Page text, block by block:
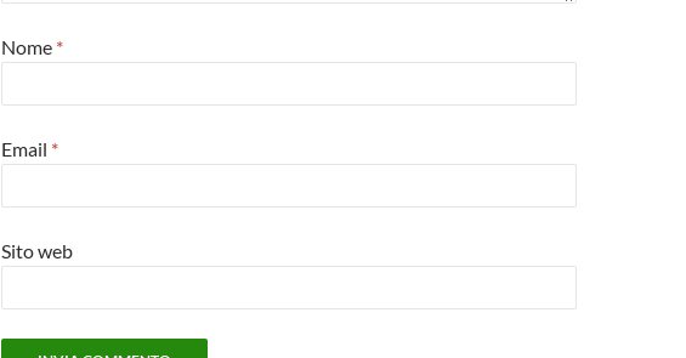
Nome *
Email *
Sito web